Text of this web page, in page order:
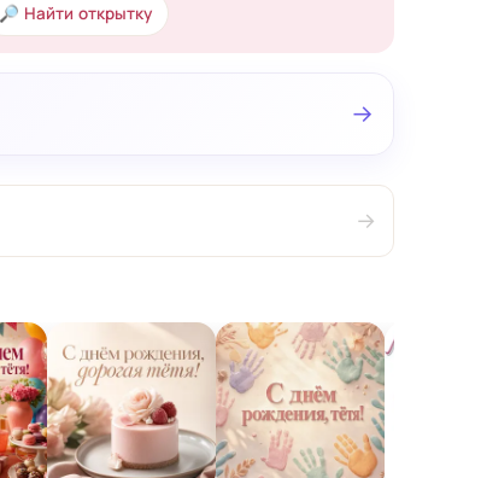
🔎 Найти открытку
→
→